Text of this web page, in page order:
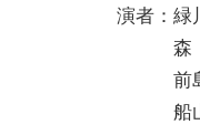
演者：
森
前島
船山